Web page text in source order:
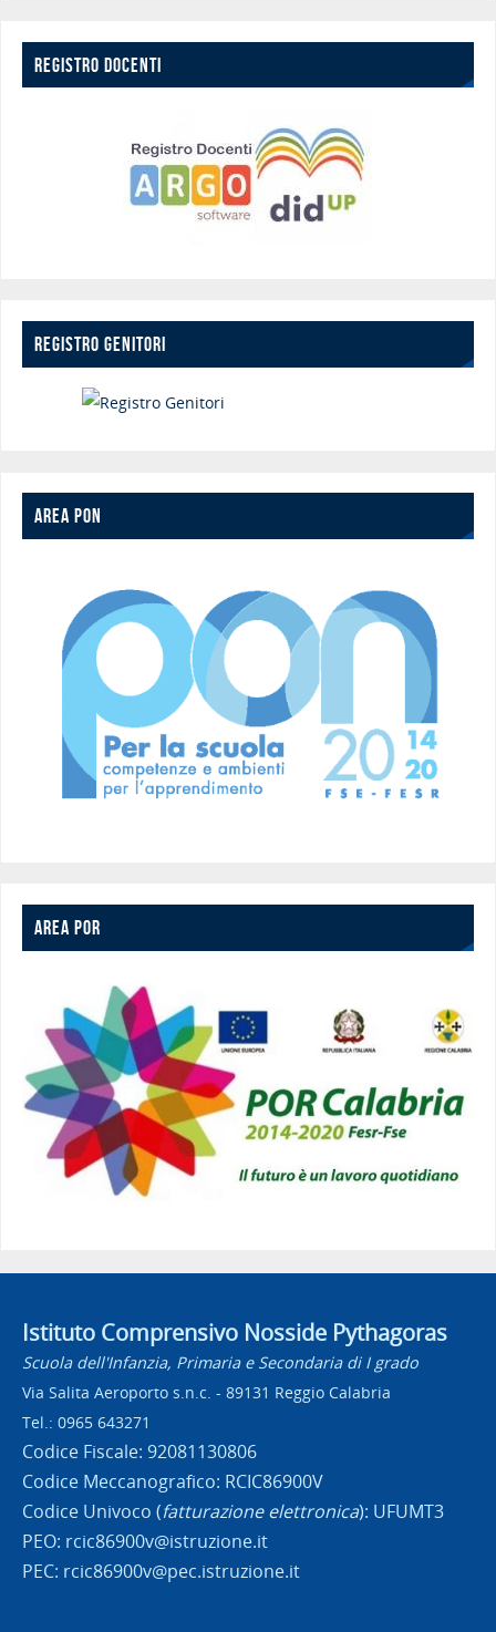
REGISTRO DOCENTI
REGISTRO GENITORI
AREA PON
AREA POR
Istituto Comprensivo Nosside Pythagoras
Scuola dell'Infanzia, Primaria e Secondaria di I grado
Via Salita Aeroporto s.n.c. - 89131 Reggio Calabria
Tel.: 0965 643271
Codice Fiscale: 92081130806
Codice Meccanografico: RCIC86900V
Codice Univoco (fatturazione elettronica): UFUMT3
PEO: rcic86900v@istruzione.it
PEC: rcic86900v@pec.istruzione.it